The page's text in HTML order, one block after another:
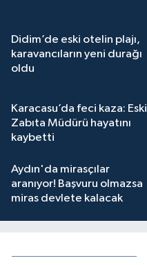
Didim’de eski otelin plajı,
karavancıların yeni durağı
oldu
Karacasu’da feci kaza: Eski
Zabıta Müdürü hayatını
kaybetti
Aydın'da mirasçılar
aranıyor! Başvuru olmazsa
miras devlete kalacak